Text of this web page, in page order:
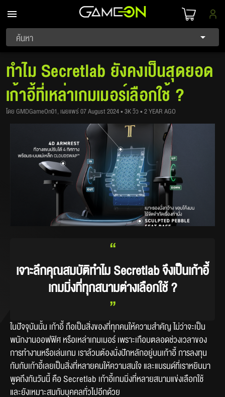
ค้นหา
ทำไม Secretlab ยังคงเป็นสุดยอด
เก้าอี้ที่เหล่าเกมเมอร์เลือกใช้ ?
โดย GMDGameOn01, เผยแพร่ 07 August 2024 • 3K วิว • 2 YEAR AGO
“
เจาะลึกคุณสมบัติทำไม Secretlab จึงเป็นเก้าอี้
เกมมิ่งที่ทุกสนามต่างเลือกใช้ ?
”
ในปัจจุบันนั้น เก้าอี้ ถือเป็นสิ่งของที่ทุกคนให้ความสำคัญ ไม่ว่าจะเป็น
พนักงานออฟฟิศ หรือเหล่าเกมเมอร์ เพราะเกือบตลอดช่วงเวลาของ
การทำงานหรือเล่นเกม เราล้วนต้องนั่งปักหลักอยู่บนเก้าอี้ การลงทุน
กับกับเก้าอี้เลยเป็นสิ่งที่หลายคนให้ความสนใจ และแบรนด์ที่เราหยิบมา
พูดถึงกันวันนี้ คือ Secretlab เก้าอี้เกมมิ่งที่หลายสนามแข่งเลือกใช้
และยังเหมาะสมกับบุคคลทั่วไปอีกด้วย